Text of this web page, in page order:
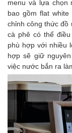
menu và lựa chọn
bao gồm flat white
chỉnh công thức đồ
cà phê có thể
phù hợp với nhiều
hợp sẽ giữ
việc nước bắn ra